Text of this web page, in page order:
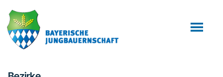
Inhalt
springen
Fußzeile
springen